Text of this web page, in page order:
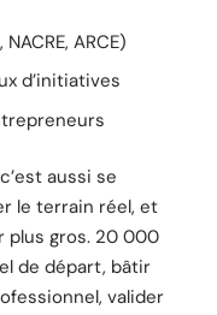
NACRE, ARCE)
d’initiatives
aussi se
le terrain réel, et
plus gros. 20 000
de départ, bâtir
valider